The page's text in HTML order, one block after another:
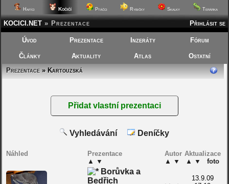
Hafíci Kočičí Ptáčci Rybičky Skalky Terárka
Přihlásit se
KOCICI.NET » Prezentace
Úvod Prezentace Inzeráty Fórum
Články Aktuality Atlas
Ostatní
Prezentace» Kartouzská
Vyhledávání Deníčky
Náhled
Prezentace
▲ ▼
Autor
▲ ▼
Aktualizace
▲ ▼ foto
Borůvka a
Bedřich
13.9.09